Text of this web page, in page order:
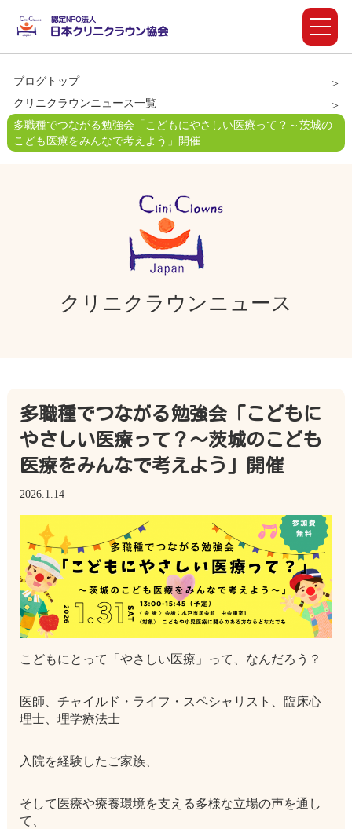
ブログトップ
クリニクラウンニュース一覧
多職種でつながる勉強会「こどもにやさしい医療って？～茨城の
こども医療をみんなで考えよう」開催
クリニクラウンニュース
多職種でつながる勉強会「こどもに
やさしい医療って？～茨城のこども
医療をみんなで考えよう」開催
2026.1.14
こどもにとって「やさしい医療」って、なんだろう？
医師、チャイルド・ライフ・スペシャリスト、臨床心
理士、理学療法士
入院を経験したご家族、
そして医療や療養環境を支える多様な立場の声を通し
て、